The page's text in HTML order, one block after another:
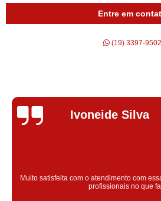
Entre em
(19) 3397-9502
Silvana Alves
Super satisfeita com o serviço prestado,
colaoradores educado e transparente,
Claudinei excelente